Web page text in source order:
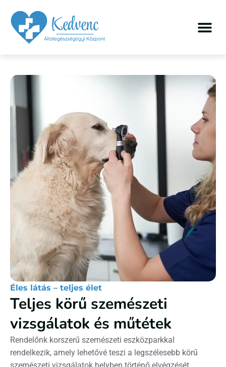
Éles látás – teljes élet
Teljes körű szemészeti
vizsgálatok és műtétek
Rendelőnk korszerű szemészeti eszközparkkal
rendelkezik, amely lehetővé teszi a legszélesebb körű
szemészeti vizsgálatok helyben történő elvégzését.